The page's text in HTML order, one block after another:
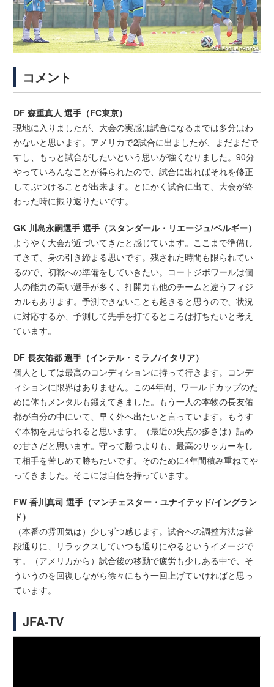
コメント
DF 森重真人 選手（FC東京）
現地に入りましたが、大会の実感は試合になるまでは多分はわ
かないと思います。アメリカで2試合に出ましたが、まだまだで
すし、もっと試合がしたいという思いが強くなりました。90分
やっていろんなことが得られたので、試合に出ればそれを修正
してぶつけることが出来ます。とにかく試合に出て、大会が終
わった時に振り返りたいです。
GK 川島永嗣選手 選手（スタンダール・リエージュ/ベルギー）
ようやく大会が近づいてきたと感じています。ここまで準備し
てきて、身の引き締まる思いです。残された時間も限られてい
るので、初戦への準備をしていきたい。コートジボワールは個
人の能力の高い選手が多く、打開力も他のチームと違うフィジ
カルもあります。予測できないことも起きると思うので、状況
に対応するか、予測して先手を打てるところは打ちたいと考え
ています。
DF 長友佑都 選手（インテル・ミラノ/イタリア）
個人としては最高のコンディションに持って行きます。コンデ
ィションに限界はありません。この4年間、ワールドカップのた
めに体もメンタルも鍛えてきました。もう一人の本物の長友佑
都が自分の中にいて、早く外へ出たいと言っています。もうす
ぐ本物を見せられると思います。（最近の失点の多さは）詰め
の甘さだと思います。守って勝つよりも、最高のサッカーをし
て相手を苦しめて勝ちたいです。そのために4年間積み重ねてや
ってきました。そこには自信を持っています。
FW 香川真司 選手（マンチェスター・ユナイテッド/イングラン
ド）
（本番の雰囲気は）少しずつ感じます。試合への調整方法は普
段通りに、リラックスしていつも通りにやるというイメージで
す。（アメリカから）試合後の移動で疲労も少しある中で、そ
ういうのを回復しながら徐々にもう一回上げていければと思っ
ています。
JFA-TV